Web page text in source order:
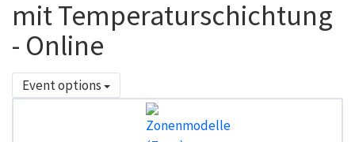
mit Temperaturschichtung
- Online
Event options